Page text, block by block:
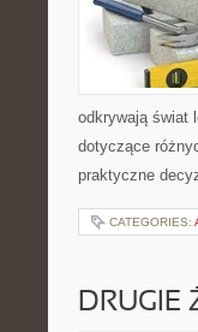
odkrywają świat
dotyczące
praktyczne
CATEGORIES:
DRUGIE